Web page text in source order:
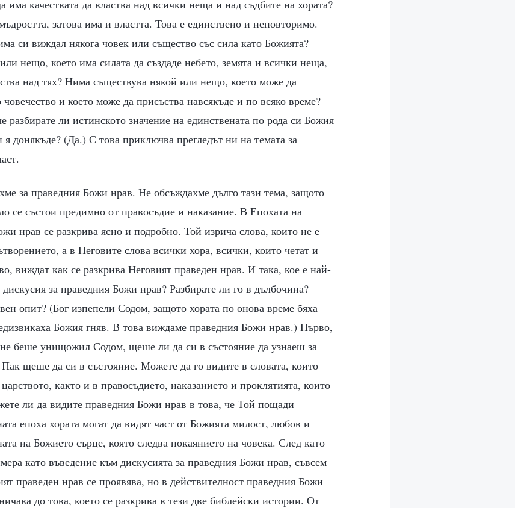
качествата да властва над всички неща и над съдбите на хората?
затова има и властта. Това е единствено и неповторимо.
си виждал някога човек или същество със сила като Божията?
нещо, което има силата да създаде небето, земята и всички неща,
над тях? Нима съществува някой или нещо, което може да
и което може да присъства навсякъде и по всяко време?
разбирате ли истинското значение на единствената по рода си Божия
я донякъде? (Да.) С това приключва прегледът ни на темата за
за праведния Божи нрав. Не обсъждахме дълго тази тема, защото
се състои предимно от правосъдие и наказание. В Епохата на
нрав се разкрива ясно и подробно. Той изрича слова, които не е
а в Неговите слова всички хора, всички, които четат и
виждат как се разкрива Неговият праведен нрав. И така, кое е най-
за праведния Божи нрав? Разбирате ли го в дълбочина?
опит? (Бог изпепели Содом, защото хората по онова време бяха
Божия гняв. В това виждаме праведния Божи нрав.) Първо,
не беше унищожил Содом, щеше ли да си в състояние да узнаеш за
щеше да си в състояние. Можете да го видите в словата, които
както и в правосъдието, наказанието и проклятията, които
ли да видите праведния Божи нрав в това, че Той пощади
епоха хората могат да видят част от Божията милост, любов и
на Божието сърце, която следва покаянието на човека. След като
като въведение към дискусията за праведния Божи нрав, съвсем
праведен нрав се проявява, но в действителност праведния Божи
до това, което се разкрива в тези две библейски истории. От